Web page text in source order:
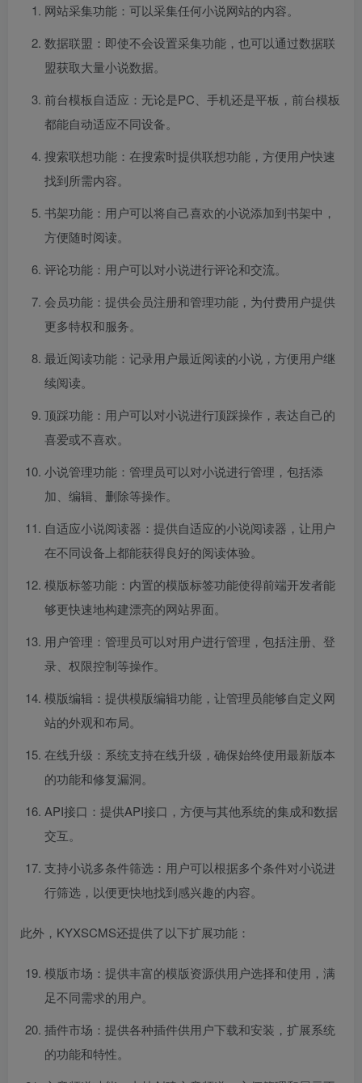
网站采集功能：可以采集任何小说网站的内容。
数据联盟：即使不会设置采集功能，也可以通过数据联
盟获取大量小说数据。
前台模板自适应：无论是PC、手机还是平板，前台模板
都能自动适应不同设备。
搜索联想功能：在搜索时提供联想功能，方便用户快速
找到所需内容。
书架功能：用户可以将自己喜欢的小说添加到书架中，
方便随时阅读。
评论功能：用户可以对小说进行评论和交流。
会员功能：提供会员注册和管理功能，为付费用户提供
更多特权和服务。
最近阅读功能：记录用户最近阅读的小说，方便用户继
续阅读。
顶踩功能：用户可以对小说进行顶踩操作，表达自己的
喜爱或不喜欢。
小说管理功能：管理员可以对小说进行管理，包括添
加、编辑、删除等操作。
自适应小说阅读器：提供自适应的小说阅读器，让用户
在不同设备上都能获得良好的阅读体验。
模版标签功能：内置的模版标签功能使得前端开发者能
够更快速地构建漂亮的网站界面。
用户管理：管理员可以对用户进行管理，包括注册、登
录、权限控制等操作。
模版编辑：提供模版编辑功能，让管理员能够自定义网
站的外观和布局。
在线升级：系统支持在线升级，确保始终使用最新版本
的功能和修复漏洞。
API接口：提供API接口，方便与其他系统的集成和数据
交互。
支持小说多条件筛选：用户可以根据多个条件对小说进
行筛选，以便更快地找到感兴趣的内容。
此外，KYXSCMS还提供了以下扩展功能：
模版市场：提供丰富的模版资源供用户选择和使用，满
足不同需求的用户。
插件市场：提供各种插件供用户下载和安装，扩展系统
的功能和特性。